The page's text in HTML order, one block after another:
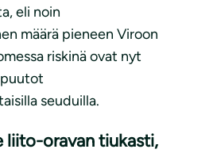
eli noin
määrä pieneen Viroon
riskinä ovat nyt
seuduilla.
liito-oravan tiukasti,